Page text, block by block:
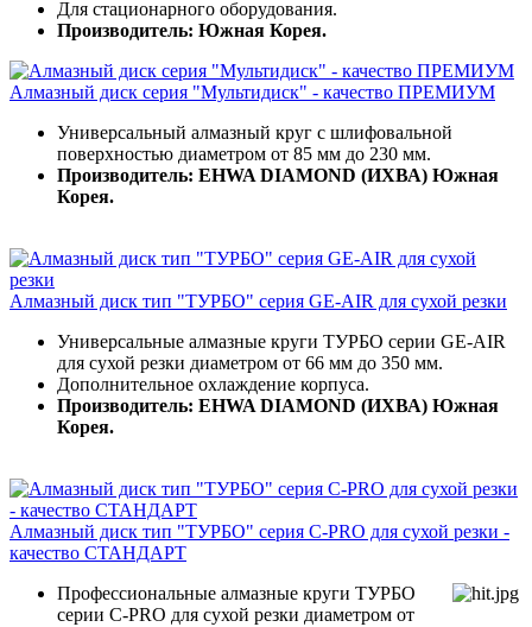
Для стационарного оборудования.
Производитель: Южная Корея.
Алмазный диск серия "Мультидиск" - качество ПРЕМИУМ
Универсальный алмазный круг с шлифовальной
поверхностью диаметром от 85 мм до 230 мм.
Производитель: EHWA DIAMOND (ИХВА) Южная
Корея.
Алмазный диск тип "ТУРБО" серия GE-AIR для сухой резки
Универсальные алмазные круги ТУРБО серии GE-AIR
для сухой резки диаметром от 66 мм до 350 мм.
Дополнительное охлаждение корпуса.
Производитель: EHWA DIAMOND (ИХВА) Южная
Корея.
Алмазный диск тип "ТУРБО" серия C-PRO для сухой резки -
качество СТАНДАРТ
Профессиональные алмазные круги ТУРБО
серии C-PRO для сухой резки диаметром от